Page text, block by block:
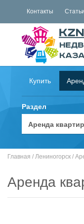
Контакты Статьи
Купить
Раздел
Главная / Лениногорск /
Аренда